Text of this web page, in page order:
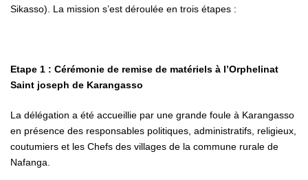
Sikasso). La mission s’est déroulée en trois étapes :
Etape 1 : Cérémonie de remise de matériels à l’Orphelinat
Saint joseph de Karangasso
La délégation a été accueillie par une grande foule à Karangasso
en présence des responsables politiques, administratifs, religieux,
coutumiers et les Chefs des villages de la commune rurale de
Nafanga.